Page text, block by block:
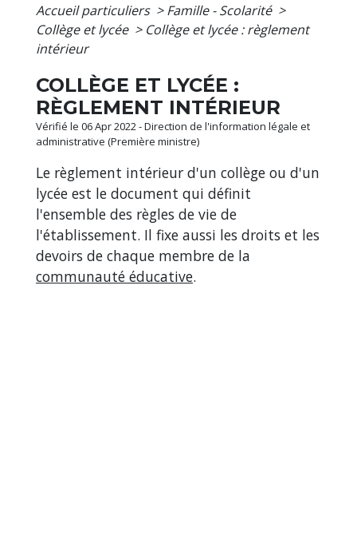
Accueil particuliers > Famille - Scolarité >
Collège et lycée > Collège et lycée : règlement
intérieur
COLLÈGE ET LYCÉE :
RÈGLEMENT INTÉRIEUR
Vérifié le 06 Apr 2022 - Direction de l'information légale et
administrative (Première ministre)
Le règlement intérieur d'un collège ou d'un
lycée est le document qui définit
l'ensemble des règles de vie de
l'établissement. Il fixe aussi les droits et les
devoirs de chaque membre de la
communauté éducative.